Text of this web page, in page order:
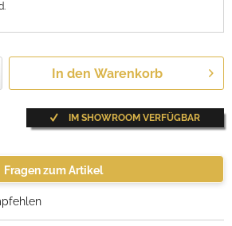
In den Warenkorb
IM SHOWROOM VERFÜGBAR
Fragen zum Artikel